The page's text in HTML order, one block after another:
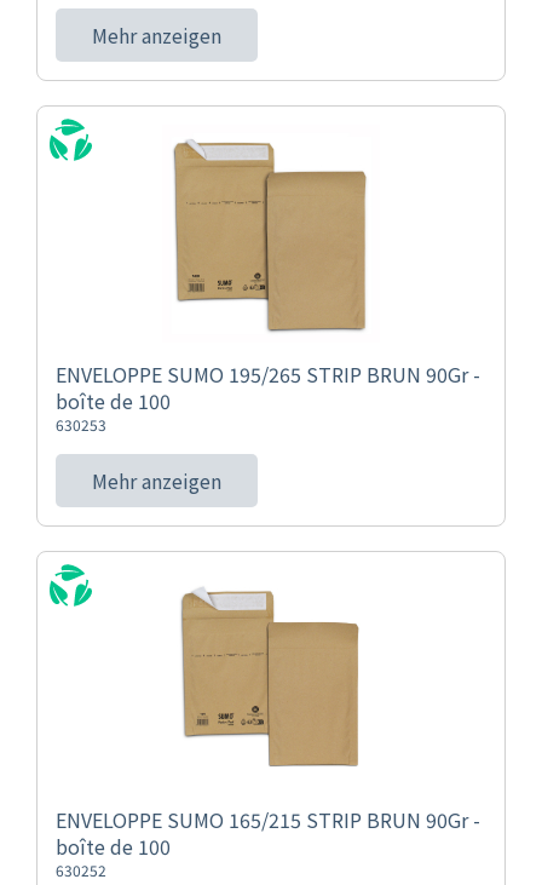
Mehr anzeigen
ENVELOPPE SUMO 195/265 STRIP BRUN 90Gr -
boîte de 100
630253
Mehr anzeigen
ENVELOPPE SUMO 165/215 STRIP BRUN 90Gr -
boîte de 100
630252